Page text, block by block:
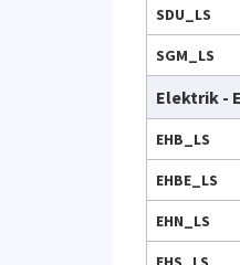
SDU_LS
SGM_LS
Elektrik -
EHB_LS
EHBE_LS
EHN_LS